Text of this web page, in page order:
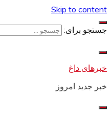
Skip to content
جستجو برای:
خبرهای داغ
خبر جدید امروز